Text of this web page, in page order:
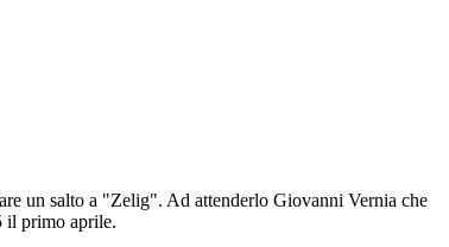
un salto a "Zelig". Ad attenderlo Giovanni Vernia che
il primo aprile.